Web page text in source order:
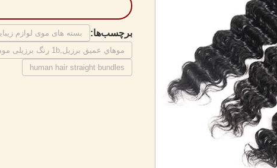
برچسب‌ها:
بسته های موی لوازم
موهاي عميق برزيل,1b رنگ برزیلی موهای انسانی,کارخانه موهای انسانی برزیلی
human hair straight bundles